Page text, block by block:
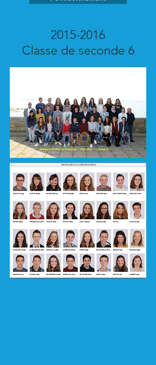
2015-2016
Classe de seconde 6